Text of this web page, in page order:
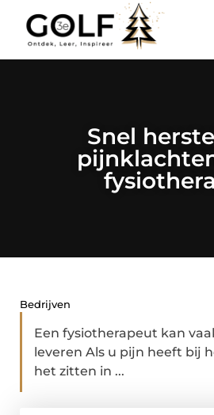
Snel
Bedrijven
Een fysiotherapeut kan
leveren Als u pijn heeft bij
het zitten in ...